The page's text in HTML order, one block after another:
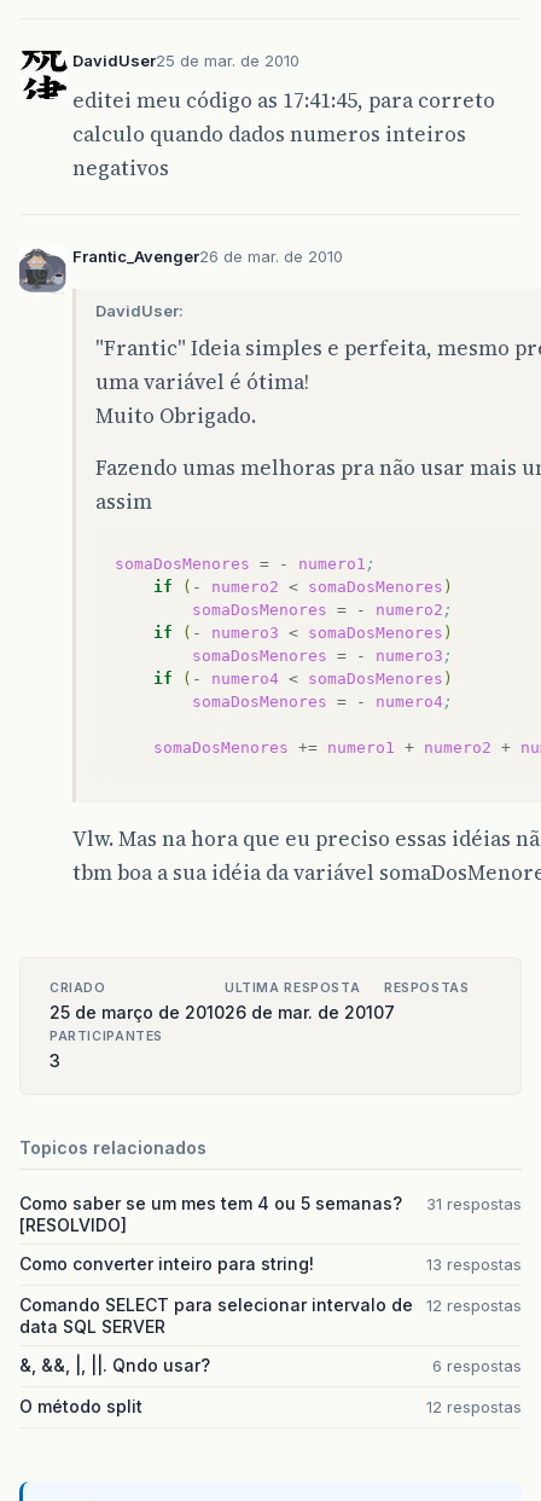
DavidUser25 de mar. de 2010
editei meu código as 17:41:45, para correto
calculo quando dados numeros inteiros
negativos
Frantic_Avenger26 de mar. de 2010
DavidUser:
"Frantic" Ideia simples e perfeita, mesmo
uma variável é ótima!
Muito Obrigado.
Fazendo umas melhoras pra não usar mais
assim
somaDosMenores = - numero1 ;
if
( - numero2 < somaDosMenores )
somaDosMenores = - numero2 ;
if
( - numero3 < somaDosMenores )
somaDosMenores = - numero3 ;
if
( - numero4 < somaDosMenores )
somaDosMenores = - numero4;
somaDosMenores += numero1 + numero2 +
Vlw. Mas na hora que eu preciso essas idéias
tbm boa a sua idéia da variável
CRIADO
25 de março de 2010
ULTIMA RESPOSTA
26 de mar. de 2010
RESPOSTAS
7
PARTICIPANTES
3
Topicos relacionados
Como saber se um mes tem 4 ou 5 semanas?
[RESOLVIDO]
31 respostas
Como converter inteiro para string! 13 respostas
Comando SELECT para selecionar intervalo de
data SQL SERVER
12 respostas
&, &&, |, ||. Qndo usar? 6 respostas
O método split 12 respostas